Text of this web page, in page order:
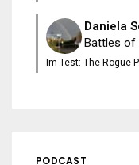
Daniela
Battles of
Im Test: The Rogue
PODCAST